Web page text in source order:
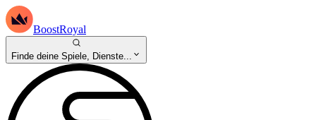
BoostRoyal
Finde deine Spiele, Dienste...